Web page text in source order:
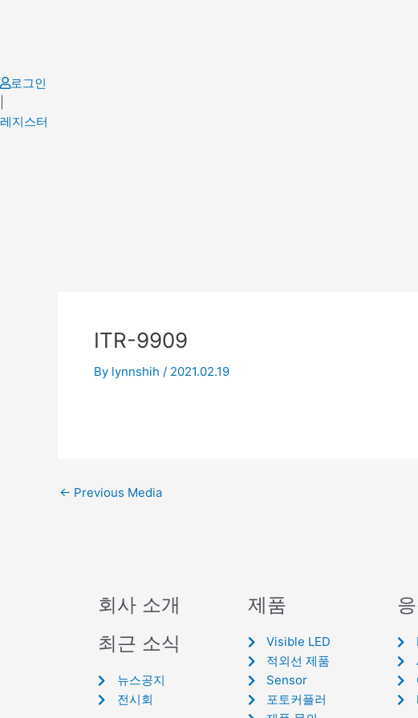
로그인
레지스터
ITR-9909
By lynnshih / 2021.02.19
← Previous Media
회사 소개
최근 소식
뉴스공지
전시회
제품
Visible LED
적외선 제품
Sensor
포토커플러